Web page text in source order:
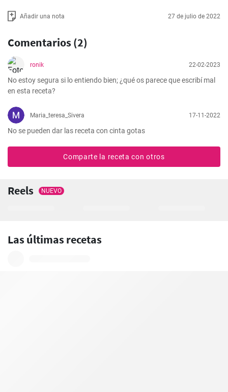
Añadir una nota 27 de julio de 2022
Comentarios (2)
ronik 22-02-2023
No estoy segura si lo entiendo bien; ¿qué os parece que escribí mal
en esta receta?
Maria_teresa_Sivera 17-11-2022
No se pueden dar las receta con cinta gotas
Comparte la receta con otros
Reels NUEVO
Las últimas recetas